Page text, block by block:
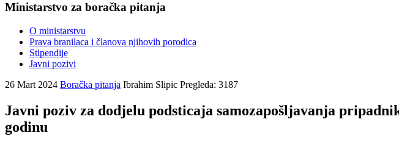
Ministarstvo za boračka pitanja
O ministarstvu
Prava branilaca i članova njihovih porodica
Stipendije
Javni pozivi
26 Mart 2024 Boračka pitanja Ibrahim Slipic Pregleda: 3187
Javni poziv za dodjelu podsticaja samozapošljavanja
godinu